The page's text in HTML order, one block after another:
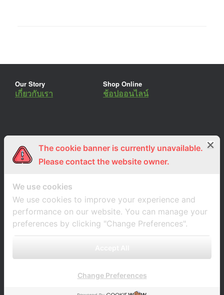
Our Story
เกี่ยวกับเรา
Shop Online
ช้อปออนไลน์
ร่วมงานกับเรา
สมัครงาน
Lemon Farm Cafe
ร้านอาหารอินทรีย์
The cookie banner is currently unavailable.
Please contact the website owner.
We use cookies
We use cookies to improve your experience and
performance on our website. You can manage your
preferences by clicking "Change Preferences".
Change Preferences